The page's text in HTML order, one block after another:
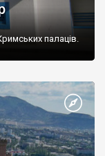
палаців.